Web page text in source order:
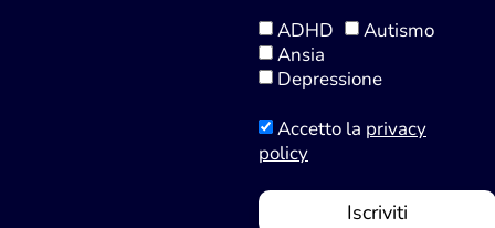
ADHD
Autismo
Ansia
Depressione
Accetto la privacy
policy
Iscriviti